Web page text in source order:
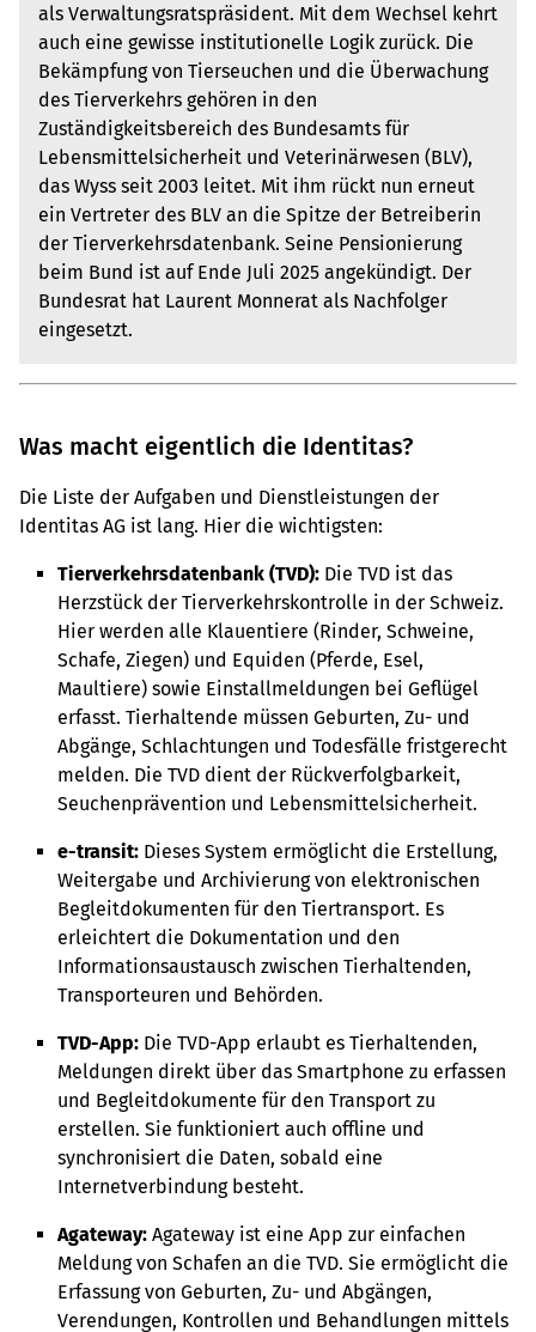
als Verwaltungsratspräsident. Mit dem Wechsel kehrt
auch eine gewisse institutionelle Logik zurück. Die
Bekämpfung von Tierseuchen und die Überwachung
des Tierverkehrs gehören in den
Zuständigkeitsbereich des Bundesamts für
Lebensmittelsicherheit und Veterinärwesen (BLV),
das Wyss seit 2003 leitet. Mit ihm rückt nun erneut
ein Vertreter des BLV an die Spitze der Betreiberin
der Tierverkehrsdatenbank. Seine Pensionierung
beim Bund ist auf Ende Juli 2025 angekündigt. Der
Bundesrat hat Laurent Monnerat als Nachfolger
eingesetzt.
Was macht eigentlich die Identitas?
Die Liste der Aufgaben und Dienstleistungen der
Identitas AG ist lang. Hier die wichtigsten:
Tierverkehrsdatenbank (TVD): Die TVD ist das
Herzstück der Tierverkehrskontrolle in der Schweiz.
Hier werden alle Klauentiere (Rinder, Schweine,
Schafe, Ziegen) und Equiden (Pferde, Esel,
Maultiere) sowie Einstallmeldungen bei Geflügel
erfasst. Tierhaltende müssen Geburten, Zu- und
Abgänge, Schlachtungen und Todesfälle fristgerecht
melden. Die TVD dient der Rückverfolgbarkeit,
Seuchenprävention und Lebensmittelsicherheit.
e-transit: Dieses System ermöglicht die Erstellung,
Weitergabe und Archivierung von elektronischen
Begleitdokumenten für den Tiertransport. Es
erleichtert die Dokumentation und den
Informationsaustausch zwischen Tierhaltenden,
Transporteuren und Behörden.
TVD-App: Die TVD-App erlaubt es Tierhaltenden,
Meldungen direkt über das Smartphone zu erfassen
und Begleitdokumente für den Transport zu
erstellen. Sie funktioniert auch offline und
synchronisiert die Daten, sobald eine
Internetverbindung besteht.
Agateway: Agateway ist eine App zur einfachen
Meldung von Schafen an die TVD. Sie ermöglicht die
Erfassung von Geburten, Zu- und Abgängen,
Verendungen, Kontrollen und Behandlungen mittels